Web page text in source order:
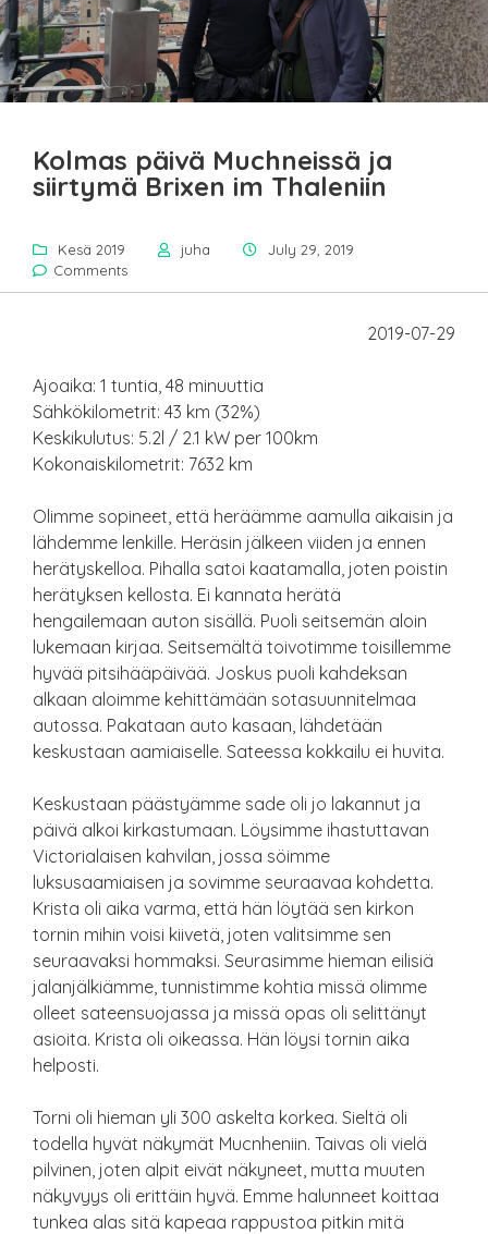
Kolmas päivä Muchneissä ja
siirtymä Brixen im Thaleniin
Kesä 2019 juha
July 29, 2019
Comments
2019-07-29
Ajoaika: 1 tuntia, 48 minuuttia
Sähkökilometrit: 43 km (32%)
Keskikulutus: 5.2l / 2.1 kW per 100km
Kokonaiskilometrit: 7632 km
Olimme sopineet, että heräämme aamulla aikaisin ja
lähdemme lenkille. Heräsin jälkeen viiden ja ennen
herätyskelloa. Pihalla satoi kaatamalla, joten poistin
herätyksen kellosta. Ei kannata herätä
hengailemaan auton sisällä. Puoli seitsemän aloin
lukemaan kirjaa. Seitsemältä toivotimme toisillemme
hyvää pitsihääpäivää. Joskus puoli kahdeksan
alkaan aloimme kehittämään sotasuunnitelmaa
autossa. Pakataan auto kasaan, lähdetään
keskustaan aamiaiselle. Sateessa kokkailu ei huvita.
Keskustaan päästyämme sade oli jo lakannut ja
päivä alkoi kirkastumaan. Löysimme ihastuttavan
Victorialaisen kahvilan, jossa söimme
luksusaamiaisen ja sovimme seuraavaa kohdetta.
Krista oli aika varma, että hän löytää sen kirkon
tornin mihin voisi kiivetä, joten valitsimme sen
seuraavaksi hommaksi. Seurasimme hieman eilisiä
jalanjälkiämme, tunnistimme kohtia missä olimme
olleet sateensuojassa ja missä opas oli selittänyt
asioita. Krista oli oikeassa. Hän löysi tornin aika
helposti.
Torni oli hieman yli 300 askelta korkea. Sieltä oli
todella hyvät näkymät Mucnheniin. Taivas oli vielä
pilvinen, joten alpit eivät näkyneet, mutta muuten
näkyvyys oli erittäin hyvä. Emme halunneet koittaa
tunkea alas sitä kapeaa rappustoa pitkin mitä